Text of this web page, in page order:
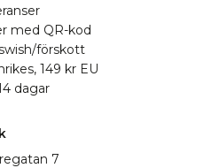
med QR-kod
förskott
149 kr EU
dagar
7